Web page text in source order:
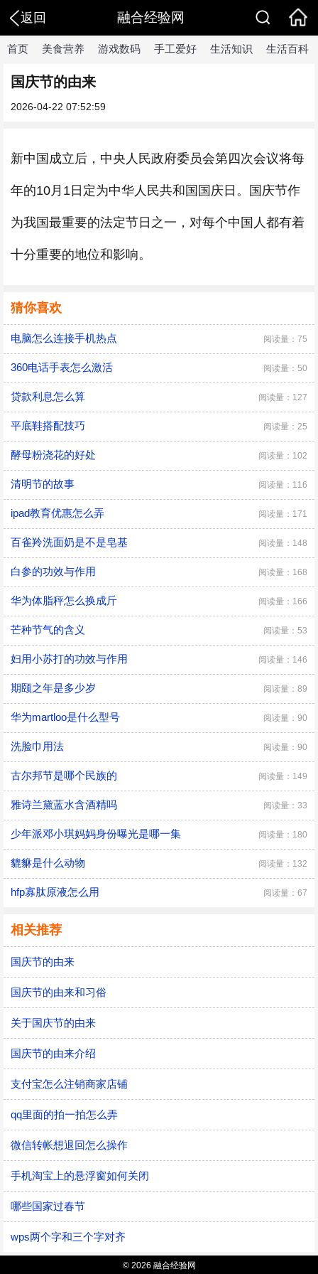
返回 融合经验网
首页 美食营养 游戏数码 手工爱好 生活知识 生活百科
国庆节的由来
2026-04-22 07:52:59
新中国成立后，中央人民政府委员会第四次会议将每
年的10月1日定为中华人民共和国国庆日。国庆节作
为我国最重要的法定节日之一，对每个中国人都有着
十分重要的地位和影响。
猜你喜欢
电脑怎么连接手机热点 阅读量：75
360电话手表怎么激活 阅读量：50
贷款利息怎么算 阅读量：127
平底鞋搭配技巧 阅读量：25
酵母粉浇花的好处 阅读量：102
清明节的故事 阅读量：116
ipad教育优惠怎么弄 阅读量：171
百雀羚洗面奶是不是皂基 阅读量：148
白参的功效与作用 阅读量：168
华为体脂秤怎么换成斤 阅读量：166
芒种节气的含义 阅读量：53
妇用小苏打的功效与作用 阅读量：146
期颐之年是多少岁 阅读量：89
华为martloo是什么型号 阅读量：90
洗脸巾用法 阅读量：90
古尔邦节是哪个民族的 阅读量：149
雅诗兰黛蓝水含酒精吗 阅读量：33
少年派邓小琪妈妈身份曝光是哪一集 阅读量：180
貔貅是什么动物 阅读量：132
hfp寡肽原液怎么用 阅读量：67
相关推荐
国庆节的由来
国庆节的由来和习俗
关于国庆节的由来
国庆节的由来介绍
支付宝怎么注销商家店铺
qq里面的拍一拍怎么弄
微信转帐想退回怎么操作
手机淘宝上的悬浮窗如何关闭
哪些国家过春节
wps两个字和三个字对齐
© 2026 融合经验网